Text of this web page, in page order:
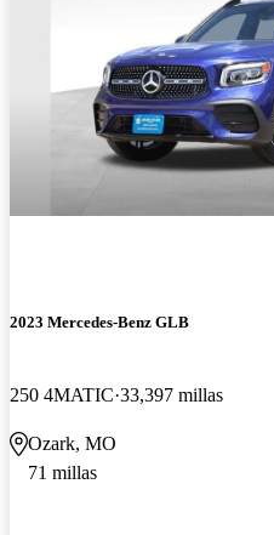
2023 Mercedes-Benz GLB
250 4MATIC 33,397 millas
Ozark, MO
71 millas